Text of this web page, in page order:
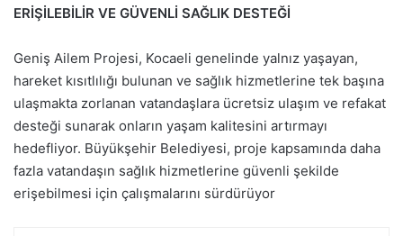
ERİŞİLEBİLİR VE GÜVENLİ SAĞLIK DESTEĞİ
Geniş Ailem Projesi, Kocaeli genelinde yalnız yaşayan,
hareket kısıtlılığı bulunan ve sağlık hizmetlerine tek başına
ulaşmakta zorlanan vatandaşlara ücretsiz ulaşım ve refakat
desteği sunarak onların yaşam kalitesini artırmayı
hedefliyor. Büyükşehir Belediyesi, proje kapsamında daha
fazla vatandaşın sağlık hizmetlerine güvenli şekilde
erişebilmesi için çalışmalarını sürdürüyor